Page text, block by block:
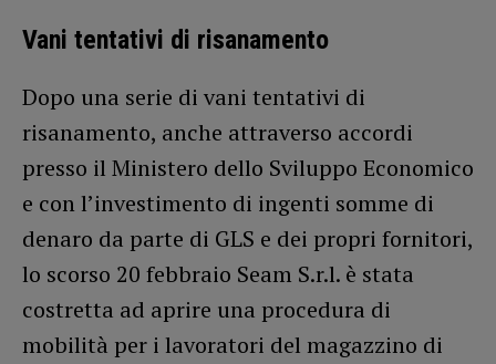
Vani tentativi di risanamento
Dopo una serie di vani tentativi di
risanamento, anche attraverso accordi
presso il Ministero dello Sviluppo Economico
e con l’investimento di ingenti somme di
denaro da parte di GLS e dei propri fornitori,
lo scorso 20 febbraio Seam S.r.l. è stata
costretta ad aprire una procedura di
mobilità per i lavoratori del magazzino di